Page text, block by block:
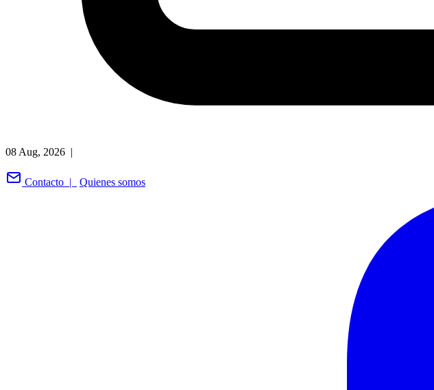
08 Aug, 2026 |
Contacto | Quienes somos